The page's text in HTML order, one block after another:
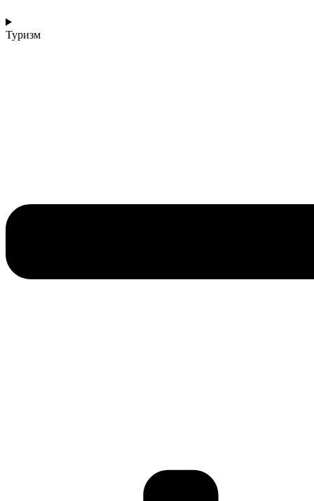
Туризм